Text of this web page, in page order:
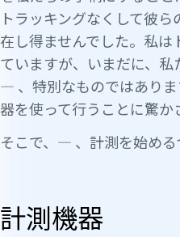
トラッキングなくして彼
在し得ませんでした。私は
ていますが、いまだに、私
— 、特別なものではあり
器を使って行うことに驚か
そこで、— 、計測を始める
計測機器